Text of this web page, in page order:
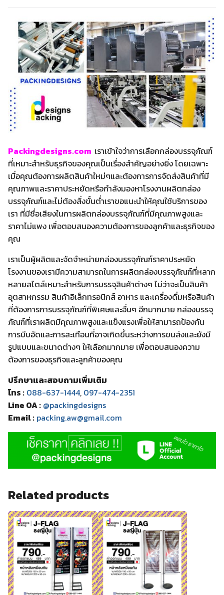
Packingdesigns.com เราเข้าใจว่าการเลือกกล่องบรรจุภัณฑ์
ที่เหมาะสำหรับธุรกิจของคุณเป็นเรื่องสำคัญอย่างยิ่ง โดยเฉพาะ
เมื่อคุณต้องการผลิตสินค้าใหม่ๆและต้องการการจัดส่งสินค้าที่มี
คุณภาพและราคาประหยัดหรือกำลังมองหาโรงงานผลิตกล่อง
บรรจุภัณฑ์และไม่ต้องสั่งขั้นต่ำเราขอแนะนำให้คุณใช้บริการของ
เรา ที่มีชื่อเสียงในการผลิตกล่องบรรจุภัณฑ์ที่มีคุณภาพสูงและ
ราคาไม่แพง เพื่อตอบสนองความต้องการของลูกค้าและธุรกิจของ
คุณ
เราเป็นผู้ผลิตและจัดจำหน่ายกล่องบรรจุภัณฑ์ราคาประหยัด
โรงงานของเรามีความสามารถในการผลิตกล่องบรรจุภัณฑ์ที่หลาก
หลายสไตล์เหมาะสำหรับการบรรจุสินค้าต่างๆ ไม่ว่าจะเป็นสินค้า
อุตสาหกรรม สินค้าอิเล็กทรอนิกส์ อาหาร และเครื่องดื่มหรือสินค้า
ที่ต้องการการบรรจุภัณฑ์ที่พิเศษและอื่นๆ อีกมากมาย กล่องบรรจุ
ภัณฑ์ที่เราผลิตมีคุณภาพสูงและแข็งแรงเพื่อให้สามารถป้องกัน
การบีบอัดและการสะเทือนที่อาจเกิดขึ้นระหว่างการขนส่งและยังมี
รูปแบบและขนาดต่างๆ ให้เลือกมากมาย เพื่อตอบสนองความ
ต้องการของธุรกิจและลูกค้าของคุณ
ปรึกษาและสอบถามเพิ่มเติม
โทร : 088-637-1444, 097-474-2351
Line OA : @packingdesigns
Email : packing.aw@gmail.com
Related products